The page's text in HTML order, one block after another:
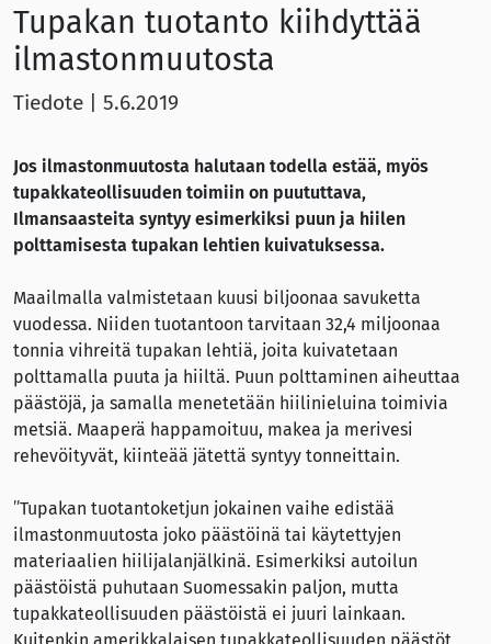
Tupakan tuotanto kiihdyttää
ilmastonmuutosta
Tiedote 5.6.2019
Jos ilmastonmuutosta halutaan todella estää, myös
tupakkateollisuuden toimiin on puututtava,
Ilmansaasteita syntyy esimerkiksi puun ja hiilen
polttamisesta tupakan lehtien kuivatuksessa.
Maailmalla valmistetaan kuusi biljoonaa savuketta
vuodessa. Niiden tuotantoon tarvitaan 32,4 miljoonaa
tonnia vihreitä tupakan lehtiä, joita kuivatetaan
polttamalla puuta ja hiiltä. Puun polttaminen aiheuttaa
päästöjä, ja samalla menetetään hiilinieluina toimivia
metsiä. Maaperä happamoituu, makea ja merivesi
rehevöityvät, kiinteää jätettä syntyy tonneittain.
”Tupakan tuotantoketjun jokainen vaihe edistää
ilmastonmuutosta joko päästöinä tai käytettyjen
materiaalien hiilijalanjälkinä. Esimerkiksi autoilun
päästöistä puhutaan Suomessakin paljon, mutta
tupakkateollisuuden päästöistä ei juuri lainkaan.